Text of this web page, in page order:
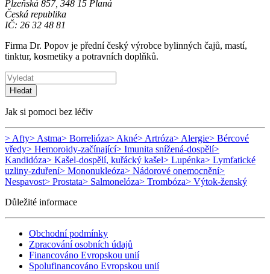
Plzeňská 857, 348 15 Planá
Česká republika
IČ: 26 32 48 81
Firma Dr. Popov je přední český výrobce bylinných čajů, mastí,
tinktur, kosmetiky a potravních doplňků.
Hledat
Jak si pomoci bez léčiv
> Afty> Astma> Borrelióza> Akné> Artróza> Alergie> Bércové
vředy> Hemoroidy-začínající> Imunita snížená-dospělí>
Kandidóza> Kašel-dospělí, kuřácký kašel> Lupénka> Lymfatické
uzliny-zduření> Mononukleóza> Nádorové onemocnění>
Nespavost> Prostata> Salmonelóza> Trombóza> Výtok-ženský
Důležité informace
Obchodní podmínky
Zpracování osobních údajů
Financováno Evropskou unií
Spolufinancováno Evropskou unií